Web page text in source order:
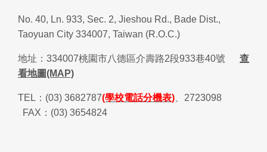
No. 40, Ln. 933, Sec. 2, Jieshou Rd., Bade Dist.,
Taoyuan City 334007, Taiwan (R.O.C.)
地址： 334007桃園市八德區介壽路2段933巷40號
查
看地圖(MAP)
TEL ： (03) 3682787(學校電話分機表)
2723098
FAX ： (03) 3654824